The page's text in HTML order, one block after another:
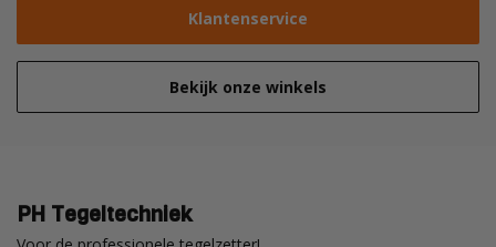
Klantenservice
Bekijk onze winkels
PH Tegeltechniek